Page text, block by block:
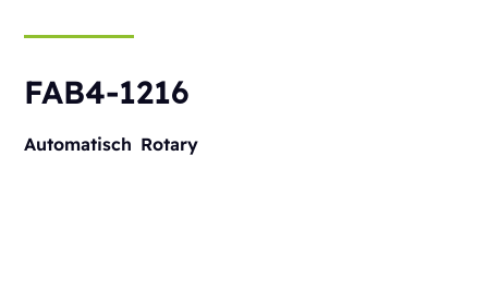
FAB4-1216
Automatisch Rotary